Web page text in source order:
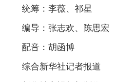
统筹：李薇、祁星
编导：张志欢、陈思宏
配音：胡函博
综合新华社记者报道